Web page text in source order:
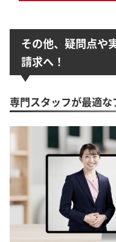
その他、疑問点や
請求へ！
専門スタッフが最適な